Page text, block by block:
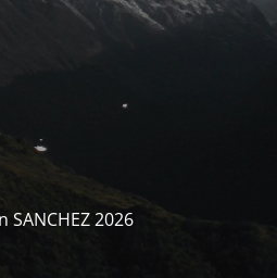
SANCHEZ 2026